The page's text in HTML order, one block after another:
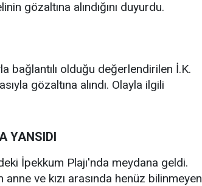
gözaltına alındığını duyurdu.
bağlantılı olduğu değerlendirilen İ.K.
gözaltına alındı. Olayla ilgili
YANSIDI
İpekkum Plajı'nda meydana geldi.
ve kızı arasında henüz bilinmeyen